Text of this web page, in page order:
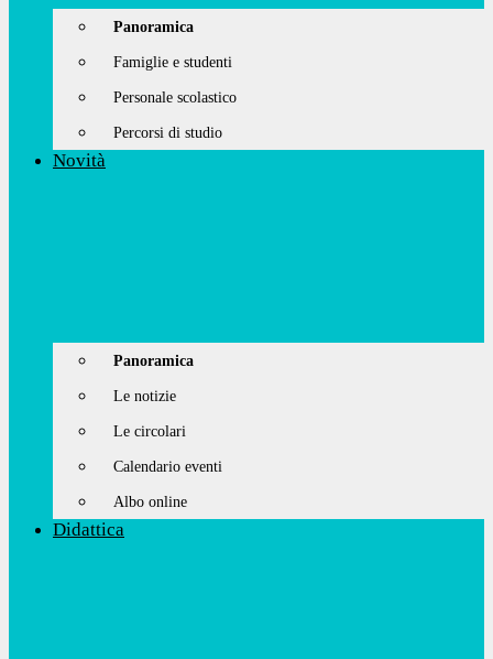
Panoramica
Famiglie e studenti
Personale scolastico
Percorsi di studio
Novità
Panoramica
Le notizie
Le circolari
Calendario eventi
Albo online
Didattica